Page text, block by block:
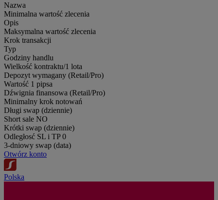
Nazwa
Minimalna wartość zlecenia
Opis
Maksymalna wartość zlecenia
Krok transakcji
Typ
Godziny handlu
Wielkość kontraktu/1 lota
Depozyt wymagany (Retail/Pro)
Wartość 1 pipsa
Dźwignia finansowa (Retail/Pro)
Minimalny krok notowań
Długi swap (dziennie)
Short sale NO
Krótki swap (dziennie)
Odległosć SL i TP 0
3-dniowy swap (data)
Otwórz konto
Polska